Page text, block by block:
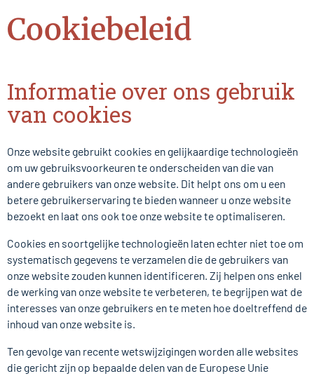
Cookiebeleid
Informatie over ons gebruik
van cookies
Onze website gebruikt cookies en gelijkaardige technologieën
om uw gebruiksvoorkeuren te onderscheiden van die van
andere gebruikers van onze website. Dit helpt ons om u een
betere gebruikerservaring te bieden wanneer u onze website
bezoekt en laat ons ook toe onze website te optimaliseren.
Cookies en soortgelijke technologieën laten echter niet toe om
systematisch gegevens te verzamelen die de gebruikers van
onze website zouden kunnen identificeren. Zij helpen ons enkel
de werking van onze website te verbeteren, te begrijpen wat de
interesses van onze gebruikers en te meten hoe doeltreffend de
inhoud van onze website is.
Ten gevolge van recente wetswijzigingen worden alle websites
die gericht zijn op bepaalde delen van de Europese Unie